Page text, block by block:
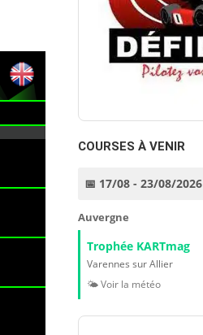
COURSES À VENIR
📅 17/08 - 23/08/2026
Auvergne
Trophée KARTmag
Varennes sur Allier
🌤️ Voir la météo